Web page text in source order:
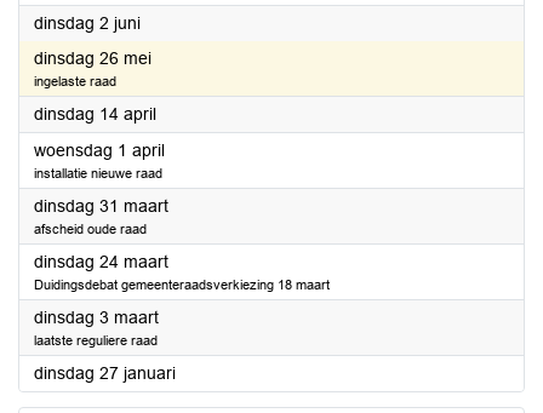
dinsdag 2 juni2026
dinsdag 26 mei2026
ingelaste raad
dinsdag 14 april2026
woensdag 1 april2026
installatie nieuwe raad
dinsdag 31 maart2026
afscheid oude raad
dinsdag 24 maart2026
Duidingsdebat gemeenteraadsverkiezing 18 maart
dinsdag 3 maart2026
laatste reguliere raad
dinsdag 27 januari2026